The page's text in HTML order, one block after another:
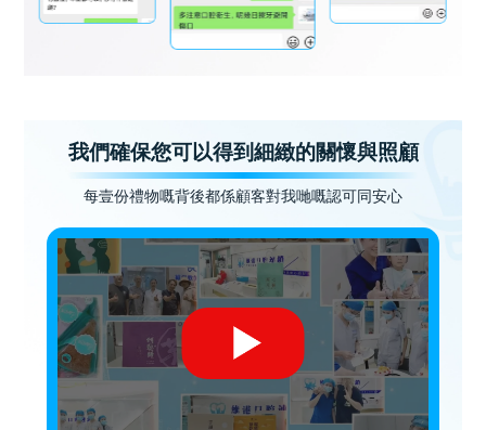
我們確保您可以得到細緻的關懷與照顧
每壹份禮物嘅背後都係顧客對我哋嘅認可同安心